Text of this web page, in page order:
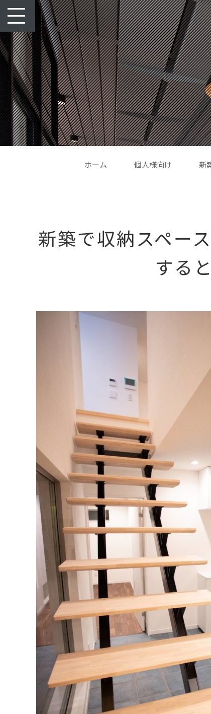
navigation
ホーム 個人様向け 新
新築で収納スペー
する